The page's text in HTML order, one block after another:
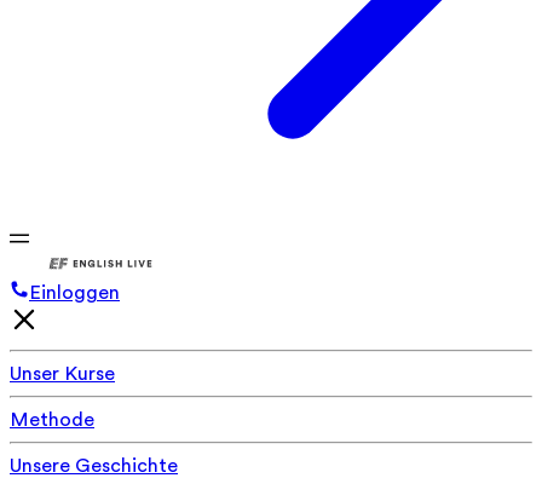
Einloggen
Unser Kurse
Methode
Unsere Geschichte